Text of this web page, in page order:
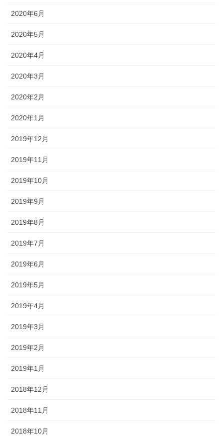
2020年6月
2020年5月
2020年4月
2020年3月
2020年2月
2020年1月
2019年12月
2019年11月
2019年10月
2019年9月
2019年8月
2019年7月
2019年6月
2019年5月
2019年4月
2019年3月
2019年2月
2019年1月
2018年12月
2018年11月
2018年10月